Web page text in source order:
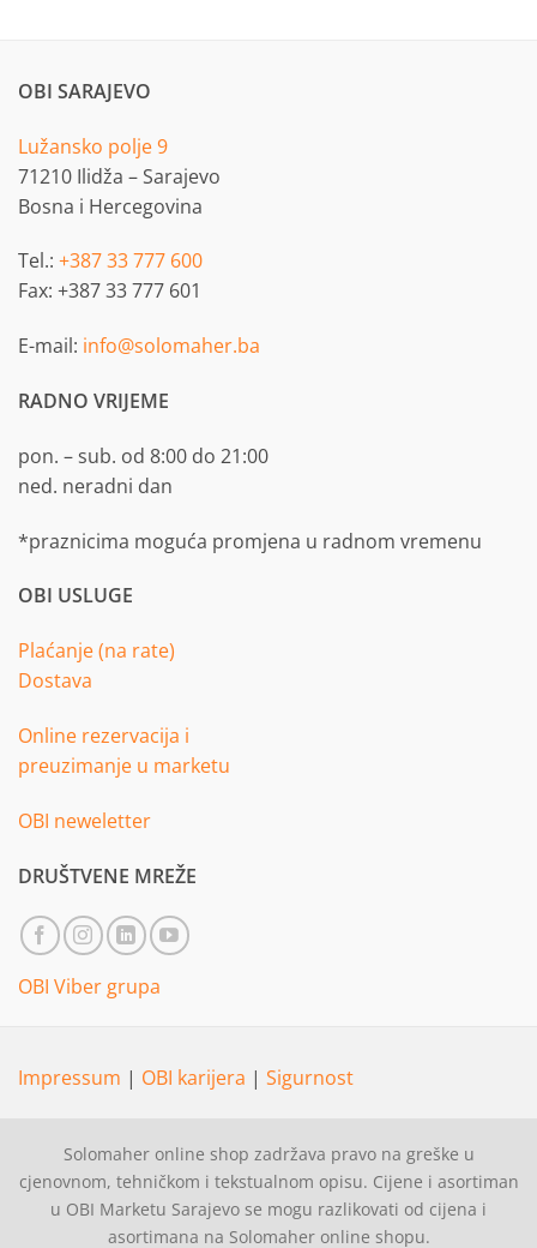
OBI SARAJEVO
Lužansko polje 9
71210 Ilidža – Sarajevo
Bosna i Hercegovina
Tel.: +387 33 777 600
Fax: +387 33 777 601
E-mail: info@solomaher.ba
RADNO VRIJEME
pon. – sub. od 8:00 do 21:00
ned. neradni dan
*praznicima moguća promjena u radnom vremenu
OBI USLUGE
Plaćanje (na rate)
Dostava
Online rezervacija i
preuzimanje u marketu
OBI neweletter
DRUŠTVENE MREŽE
OBI Viber grupa
Impressum | OBI karijera | Sigurnost
Solomaher online shop zadržava pravo na greške u
cjenovnom, tehničkom i tekstualnom opisu. Cijene i asortiman
u OBI Marketu Sarajevo se mogu razlikovati od cijena i
asortimana na Solomaher online shopu.